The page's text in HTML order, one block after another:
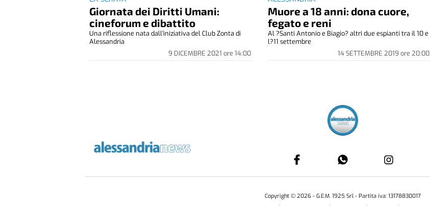
Giornata dei Diritti Umani:
cineforum e dibattito
9 DICEMBRE 2021 ore 14:00
Una riflessione nata dall'iniziativa del Club Zonta di
Alessandria
Muore a 18 anni: dona cuore,
fegato e reni
14 SETTEMBRE 2019 ore 20:00
Al ?Santi Antonio e Biagio? altri due espianti tra il 10 e
l?11 settembre
Copyright © 2026 - G.E.M. 1925 Srl - Partita iva: 13178830017